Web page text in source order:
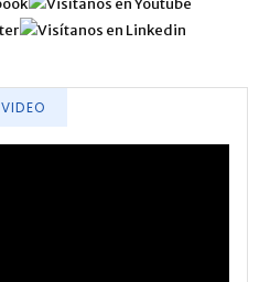
VIDEO